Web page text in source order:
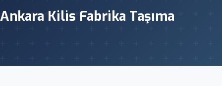
Ankara Kilis Fabrika Taşıma